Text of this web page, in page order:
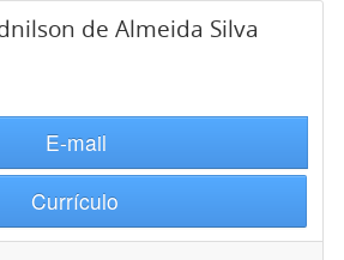
de Almeida Silva
E-mail
Currículo